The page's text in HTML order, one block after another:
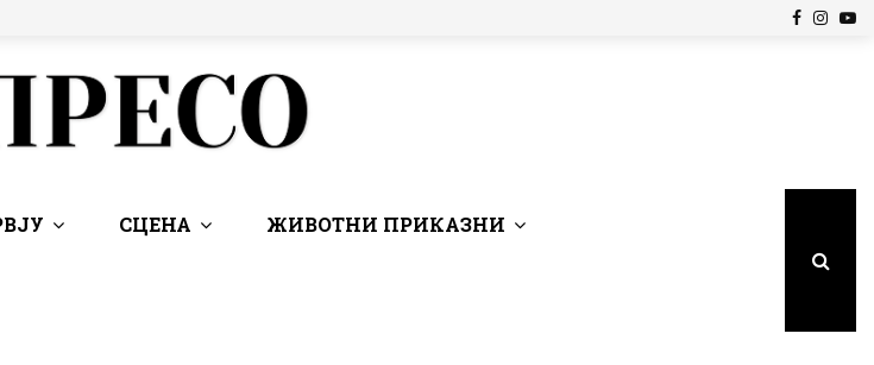
Facebook
СЦЕНА ЖИВОТНИ ПРИКАЗНИ